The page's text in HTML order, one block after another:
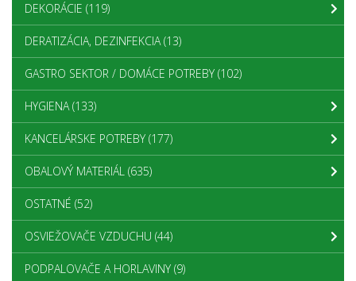
DEKORÁCIE (119)
DERATIZÁCIA, DEZINFEKCIA(13)
GASTRO SEKTOR / DOMÁCE POTREBY (102)
HYGIENA(133)
KANCELÁRSKE POTREBY (177)
OBALOVÝ MATERIÁL (635)
OSTATNÉ (52)
OSVIEŽOVAČE VZDUCHU (44)
PODPALOVAČE A HORLAVINY (9)